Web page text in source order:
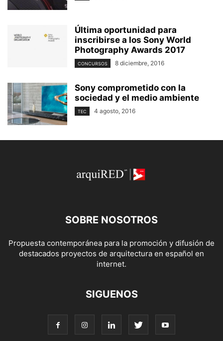
Última oportunidad para
inscribirse a los Sony World
Photography Awards 2017
CONCURSOS 8 diciembre, 2016
Sony comprometido con la
sociedad y el medio ambiente
TEC 4 agosto, 2016
SOBRE NOSOTROS
Propuesta contemporánea para la promoción y difusión de
destacados proyectos de arquitectura en español en
internet.
SIGUENOS